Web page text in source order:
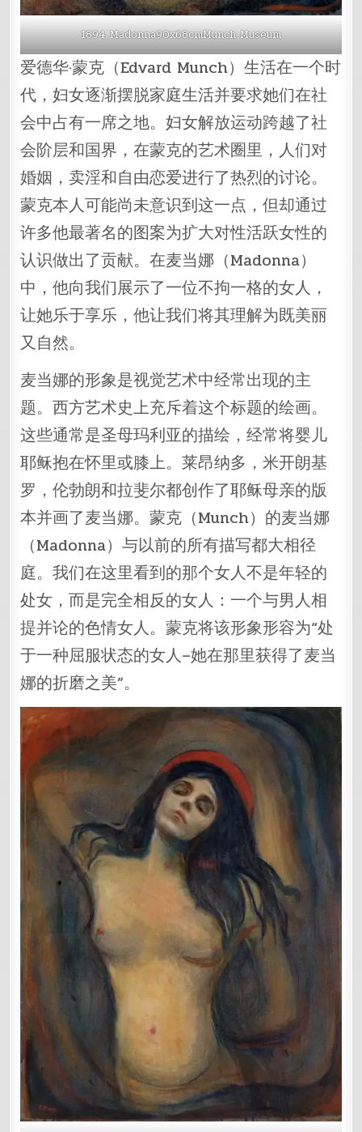
1894 Madonna90x68cmMunch Museum
爱德华·蒙克（Edvard Munch）生活在一个时
代，妇女逐渐摆脱家庭生活并要求她们在社
会中占有一席之地。妇女解放运动跨越了社
会阶层和国界，在蒙克的艺术圈里，人们对
婚姻，卖淫和自由恋爱进行了热烈的讨论。
蒙克本人可能尚未意识到这一点，但却通过
许多他最著名的图案为扩大对性活跃女性的
认识做出了贡献。在麦当娜（Madonna）
中，他向我们展示了一位不拘一格的女人，
让她乐于享乐，他让我们将其理解为既美丽
又自然。
麦当娜的形象是视觉艺术中经常出现的主
题。西方艺术史上充斥着这个标题的绘画。
这些通常是圣母玛利亚的描绘，经常将婴儿
耶稣抱在怀里或膝上。莱昂纳多，米开朗基
罗，伦勃朗和拉斐尔都创作了耶稣母亲的版
本并画了麦当娜。蒙克（Munch）的麦当娜
（Madonna）与以前的所有描写都大相径
庭。我们在这里看到的那个女人不是年轻的
处女，而是完全相反的女人：一个与男人相
提并论的色情女人。蒙克将该形象形容为“处
于一种屈服状态的女人–她在那里获得了麦当
娜的折磨之美”。